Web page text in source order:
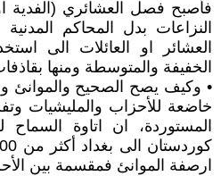
فأصبح فصل العشائري (الفدية
النزاعات بدل المحاكم
العشائر او العائلات الى
الخفيفة والمتوسطة ومنها
• وكيف يصح الصحيح والموانئ
خاضعة للأحزاب والمليشيات
المستوردة، ان اتاوة
ارصفة الموانئ فمقسمة بين